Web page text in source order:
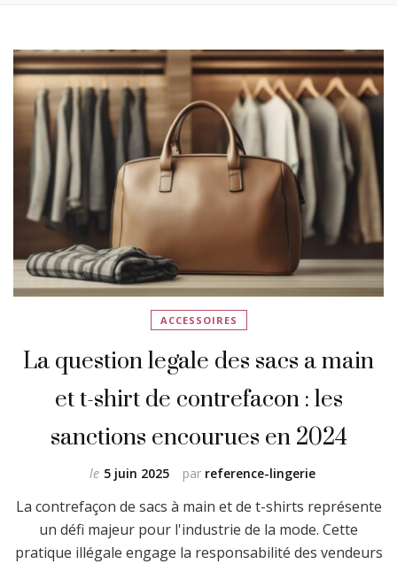
ACCESSOIRES
La question legale des sacs a main
et t-shirt de contrefacon : les
sanctions encourues en 2024
par reference-lingerie
le 5 juin 2025
La contrefaçon de sacs à main et de t-shirts représente
un défi majeur pour l'industrie de la mode. Cette
pratique illégale engage la responsabilité des vendeurs